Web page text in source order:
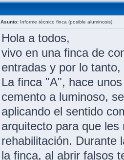
Asunto: Informe técnico finca (posible aluminosis)
Hola a todos,
vivo en una finca de
entradas y por lo
La finca "A", hace
cemento a luminoso,
aplicando el sentido
arquitecto para que
rehabilitación. Durante
la finca, al abrir falsos